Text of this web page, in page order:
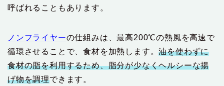
呼ばれることもあります。
ノンフライヤーの仕組みは、最高200℃の熱風を高速で
循環させることで、食材を加熱します。油を使わずに
食材の脂を利用するため、脂分が少なくヘルシーな揚
げ物を調理できます。